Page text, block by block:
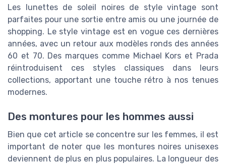
Les lunettes de soleil noires de style vintage sont
parfaites pour une sortie entre amis ou une journée de
shopping. Le style vintage est en vogue ces dernières
années, avec un retour aux modèles ronds des années
60 et 70. Des marques comme Michael Kors et Prada
réintroduisent ces styles classiques dans leurs
collections, apportant une touche rétro à nos tenues
modernes.
Des montures pour les hommes aussi
Bien que cet article se concentre sur les femmes, il est
important de noter que les montures noires unisexes
deviennent de plus en plus populaires. La longueur des